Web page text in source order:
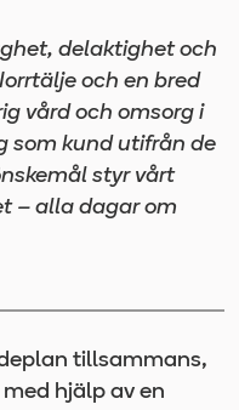
delaktighet och
och en bred
vård och omsorg i
som kund utifrån de
styr vårt
– alla dagar om
tillsammans,
hjälp av en